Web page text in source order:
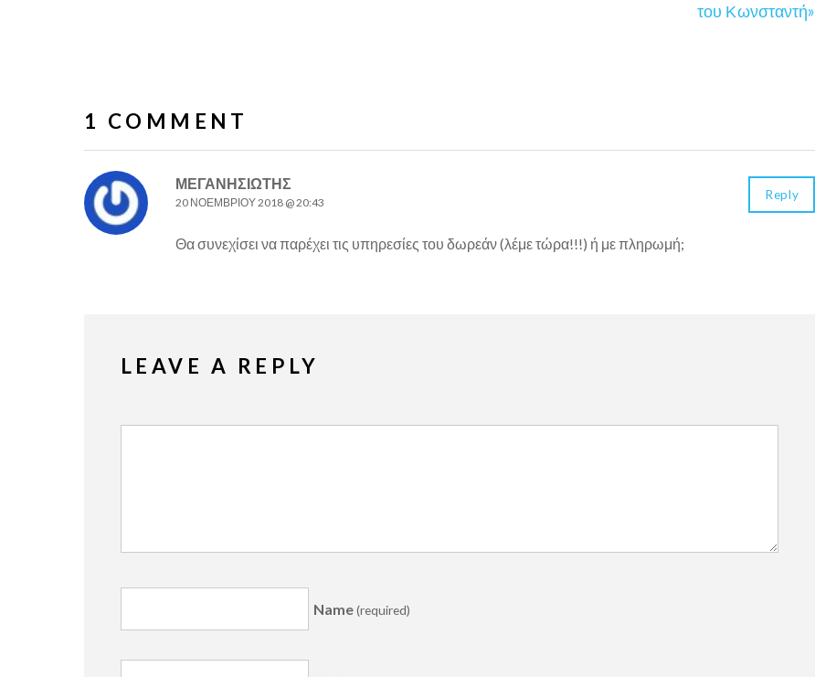
του Κωνσταντή»
1 COMMENT
ΜΕΓΑΝΗΣΙΏΤΗΣ
20 ΝΟΕΜΒΡΊΟΥ 2018 @ 20:43
Θα συνεχίσει να παρέχει τις υπηρεσίες του δωρεάν (λέμε τώρα!!!) ή με πληρωμή;
Reply
LEAVE A REPLY
Name(required)